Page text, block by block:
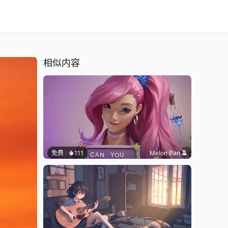
相似内容
免费 111 Melon Pan